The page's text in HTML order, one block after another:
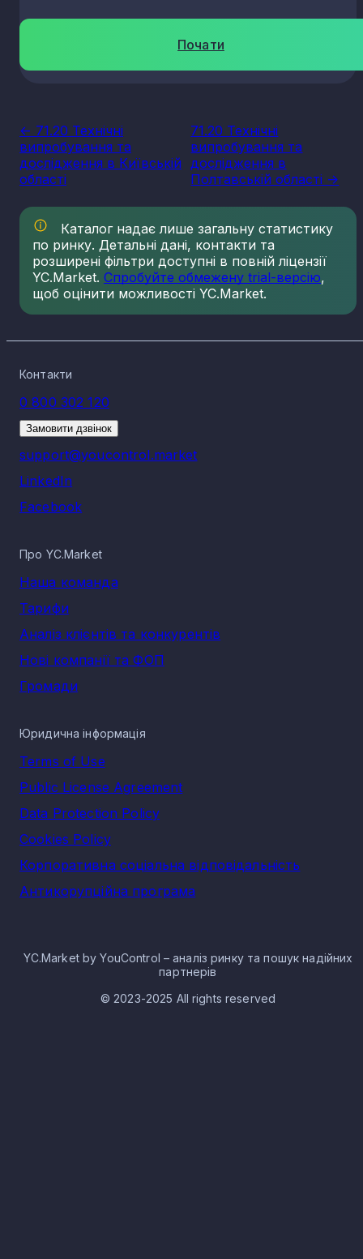
Почати
<- 71.20 Технічні
випробування та
дослідження в Київській
області
71.20 Технічні
випробування та
дослідження в
Полтавській області ->
Каталог надає лише загальну статистику
по ринку. Детальні дані, контакти та
розширені фільтри доступні в повній ліцензії
YC.Market. Спробуйте обмежену trial-версію,
щоб оцінити можливості YC.Market.
Контакти
0 800 302 120
Замовити дзвінок
support@youcontrol.market
LinkedIn
Facebook
Про YC.Market
Наша команда
Тарифи
Аналіз клієнтів та конкурентів
Нові компанії та ФОП
Громади
Юридична інформація
Terms of Use
Public License Agreement
Data Protection Policy
Cookies Policy
Корпоративна соціальна відповідальність
Антикорупційна програма
YC.Market by YouControl – аналіз ринку та пошук надійних
партнерів
© 2023-2025 All rights reserved